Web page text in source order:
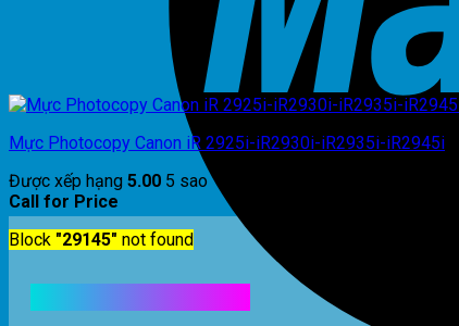
Mực Photocopy Canon iR 2925i-iR2930i-iR2935i-iR2945i
Được xếp hạng 5.00 5 sao
Call for Price
Block "29145" not found